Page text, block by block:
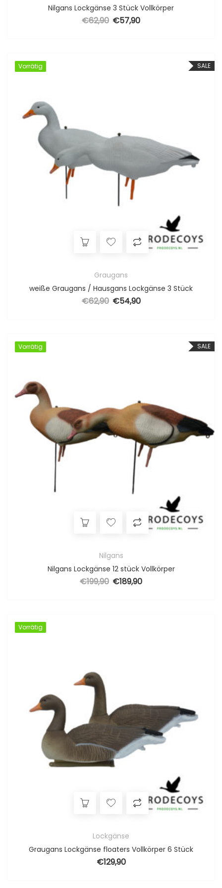
Nilgans Lockgänse 3 Stück Vollkörper
€62,90 Ursprünglicher Preis war: €62,90
€57,90
SALE
Vorrätig
Vorrätig
Graugans
weiße Graugans / Hausgans Lockgänse 3 Stück
€62,90 Ursprünglicher Preis war: €62,90
€54,90
SALE
Vorrätig
Vorrätig
Nilgans
Nilgans Lockgänse 12 stück Vollkörper
€199,90 Ursprünglicher Preis war: €199,90
€189,90
Vorrätig
Vorrätig
Lockgänse
Graugans Lockgänse floaters Vollkörper 6 Stück
€129,90